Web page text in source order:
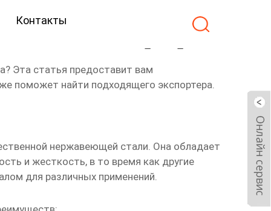
Контакты
Эта статья предоставит вам
поможет найти подходящего экспортера.
нержавеющей стали. Она обладает
и жесткость, в то время как другие
для различных применений.